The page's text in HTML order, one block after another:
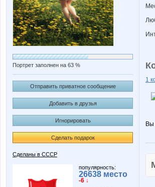
Портрет заполнен на 63 %
Отправить приватное сообщение
Добавить в друзья
Игнорировать
Сделать подарок
Сделаны в СССР
популярность:
26638 место
-6 ↓
1
Вы